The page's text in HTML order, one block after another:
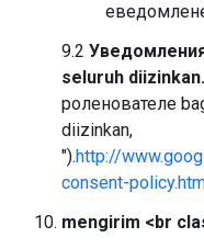
9.2
seluruh diizinkan.
роленователе
diizinkan,
").http://
consent-
mengirim <br